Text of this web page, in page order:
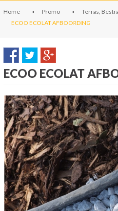
Home Promo
Terras,
ECOO ECOLAT AFBOORDING
ECOO ECOLAT